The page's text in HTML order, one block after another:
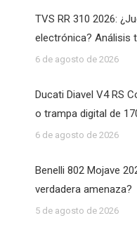
TVS RR 310 2026:
electrónica? Análisis
6 de agosto de 2026
Ducati Diavel V4 RS
o trampa digital de
6 de agosto de 2026
Benelli 802 Mojave
verdadera amenaza?
5 de agosto de 2026